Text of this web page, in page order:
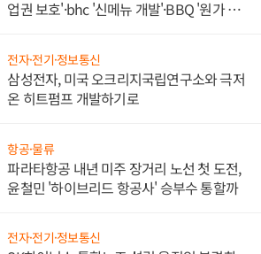
업권 보호'·bhc '신메뉴 개발'·BBQ '원가 부
전자·전기·정보통신
삼성전자, 미국 오크리지국립연구소와 극저
온 히트펌프 개발하기로
항공·물류
파라타항공 내년 미주 장거리 노선 첫 도전,
윤철민 '하이브리드 항공사' 승부수 통할까
전자·전기·정보통신